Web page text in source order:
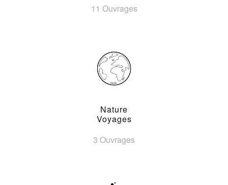
11 Ouvrages
Nature
Voyages
3 Ouvrages